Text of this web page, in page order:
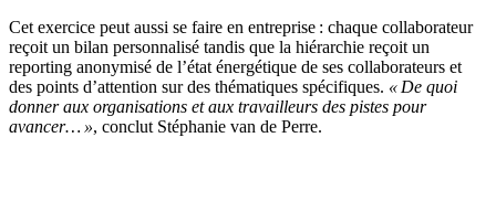
Cet exercice peut aussi se faire en entreprise : chaque collaborateur
reçoit un bilan personnalisé tandis que la hiérarchie reçoit un
reporting anonymisé de l’état énergétique de ses collaborateurs et
des points d’attention sur des thématiques spécifiques. « De quoi
donner aux organisations et aux travailleurs des pistes pour
avancer… », conclut Stéphanie van de Perre.